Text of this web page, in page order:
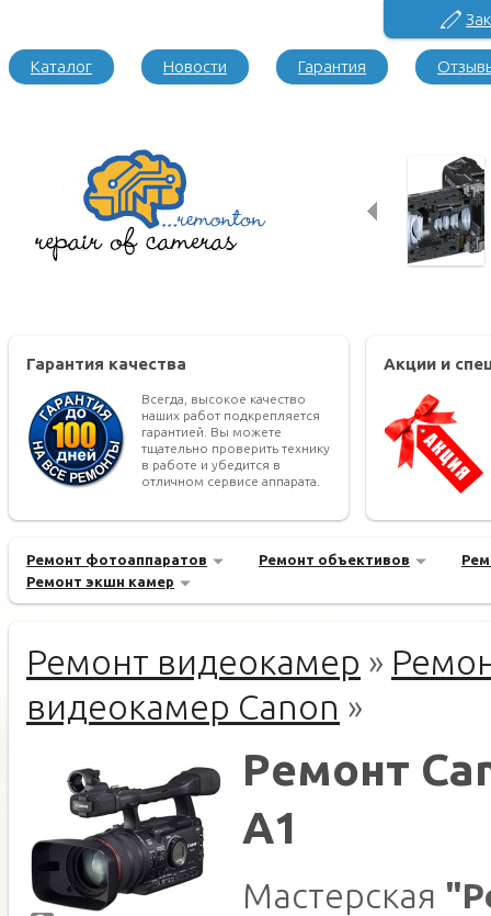
Каталог Новости Гарантия
Гарантия качества
Всегда, высокое качество
наших работ подкрепляется
гарантией. Вы можете
тщательно проверить технику
в работе и убедится в
отличном сервисе аппарата.
Акции и
Ремонт фотоаппаратов Ремонт объективов
Ремонт экшн камер
Ремонт видеокамер »
видеокамер Canon »
Ремонт
A1
Мастерская